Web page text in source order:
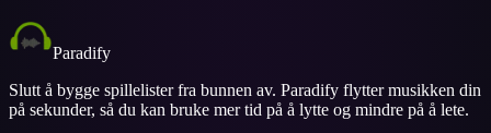
Paradify
Slutt å bygge spillelister fra bunnen av. Paradify flytter musikken din
på sekunder, så du kan bruke mer tid på å lytte og mindre på å lete.